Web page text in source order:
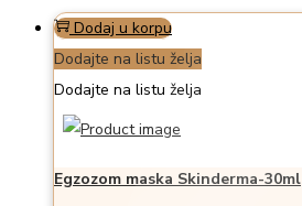
Dodaj u korpu
Dodajte na listu želja
Dodajte na listu želja
Egzozom maska Skinderma-30ml